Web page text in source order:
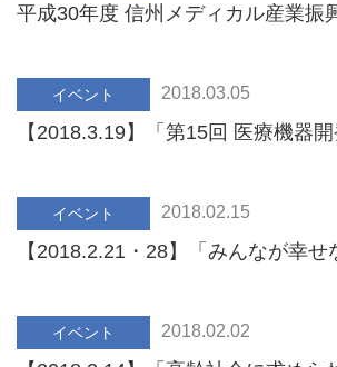
平成30年度 信州メディカル産業振
イベント 2018.03.05
【2018.3.19】「第15回 医療機器
イベント 2018.02.15
【2018.2.21・28】「みんなが幸
イベント 2018.02.02